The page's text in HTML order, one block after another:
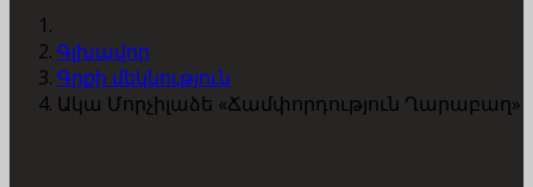
Գլխավոր
Գրքի մեկնություն
Ակա Մորչիլաձե «Ճամփորդություն Ղարաբաղ»